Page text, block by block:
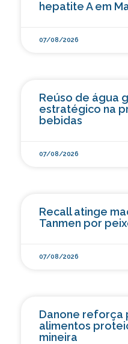
hepatite A em
07/08/2026
Reúso de água
estratégico na
bebidas
07/08/2026
Recall atinge
Tanmen por
07/08/2026
Danone reforça
alimentos
mineira